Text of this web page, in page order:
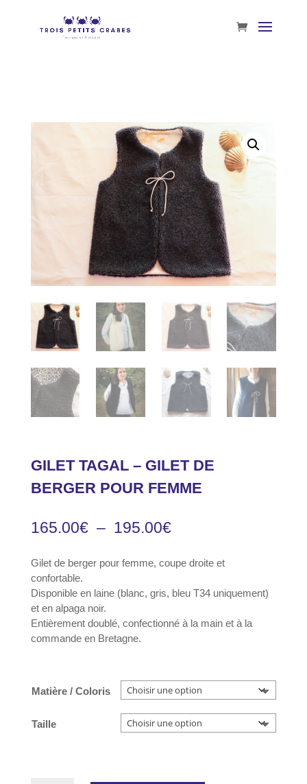
GILET TAGAL – GILET DE
BERGER POUR FEMME
165.00€ – 195.00€Plage
prix :
165.00€
à
195.00€
Gilet de berger pour femme, coupe droite et
confortable.
Disponible en laine (blanc, gris, bleu T34 uniquement)
et en alpaga noir.
Entièrement doublé, confectionné à la main et à la
commande en Bretagne.
Matière / Coloris
Taille